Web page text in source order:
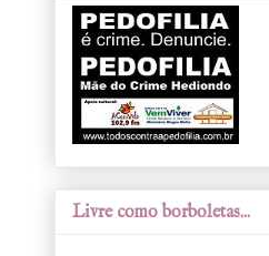
Livre como borboletas...